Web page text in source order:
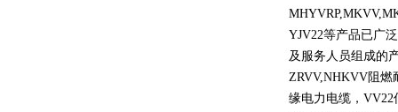
YJV22等产品已广
及服务人员组成的
ZRVV,NHKVV阻燃
缘电力电缆， VV22